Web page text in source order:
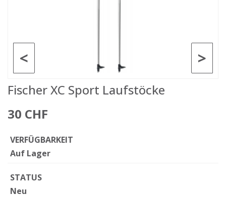
>
<
Fischer XC Sport Laufstöcke
30 CHF
VERFÜGBARKEIT
Auf Lager
STATUS
Neu